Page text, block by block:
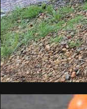
Doufáme, že se na stránkách
orientovat a naleznete vše
/ Mezinárodní